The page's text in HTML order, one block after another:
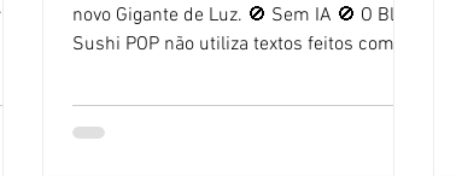
novo Gigante de Luz. 🚫 Sem IA 🚫 O Blog
Sushi POP não utiliza textos feitos com
de veterinária de uma grande
universidade japonesa, um aluno